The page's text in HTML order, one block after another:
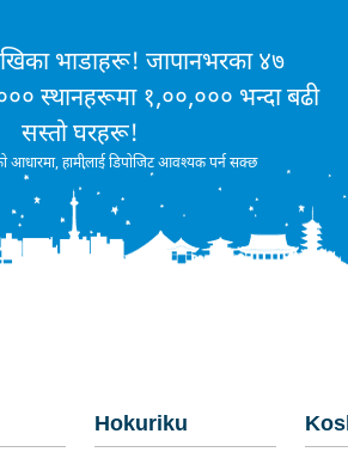
भाडाहरू! जापानभरका ४७
स्थानहरूमा १,००,००० भन्दा बढी
सस्तो घरहरू!
आधारमा, हामीलाई डिपोजिट आवश्यक पर्न सक्छ
Hokuriku